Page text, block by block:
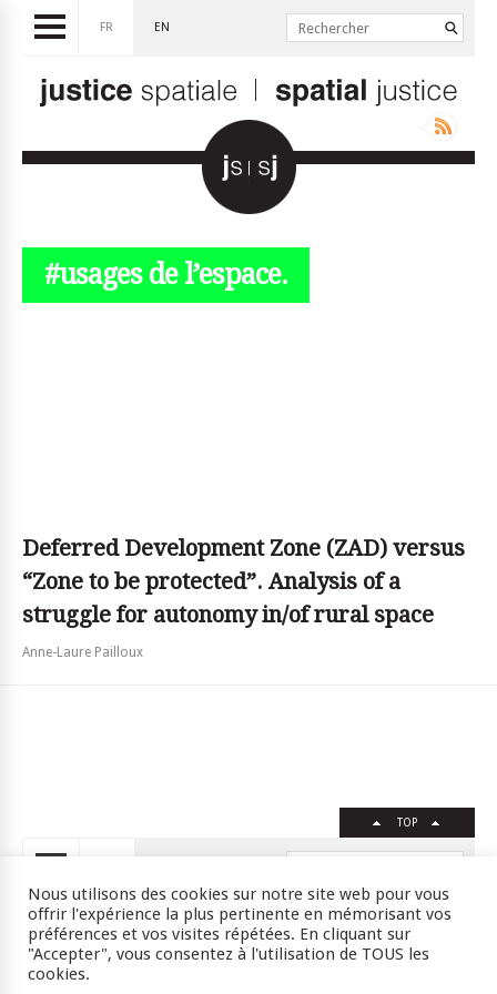
FR EN
#usages de l’espace.
Deferred Development Zone (ZAD) versus
“Zone to be protected”. Analysis of a
struggle for autonomy in/of rural space
Anne-Laure Pailloux
TOP
Crédits RSS Plan du site
Nous utilisons des cookies sur notre site web pour vous
offrir l'expérience la plus pertinente en mémorisant vos
préférences et vos visites répétées. En cliquant sur
"Accepter", vous consentez à l'utilisation de TOUS les
cookies.